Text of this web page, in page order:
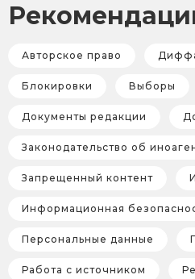
Авторское право
Блокировки Выборы
Документы редакции
Законодательство об
Запрещенный контент
Информационная
Персональные данные
Работа с источником